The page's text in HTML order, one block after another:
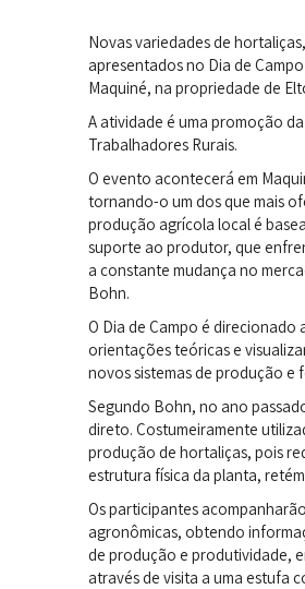
Novas variedades de
apresentados no Dia de
Maquiné, na propriedade de
A atividade é uma promoção
Trabalhadores Rurais.
O evento acontecerá em
tornando-o um dos que mais
produção agrícola local é
suporte ao produtor, que
a constante mudança no
Bohn.
O Dia de Campo é
orientações teóricas e
novos sistemas de produção e
Segundo Bohn, no ano
direto. Costumeiramente
produção de hortaliças, pois
estrutura física da planta,
Os participantes
agronômicas, obtendo
de produção e produtividade,
através de visita a uma estufa